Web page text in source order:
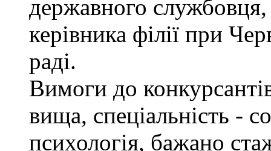
державного службовця,
керівника філії при
раді.
Вимоги до
вища, спеціальність -
психологія, бажано